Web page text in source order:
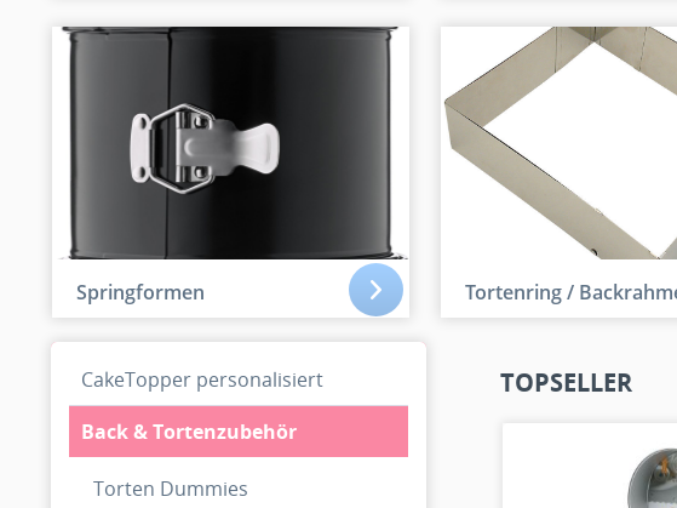
Springformen Tortenring /
CakeTopper personalisiert
Back & Tortenzubehör
Torten Dummies
TOPSELLER